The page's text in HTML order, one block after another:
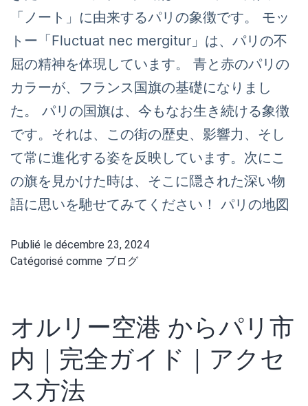
「ノート」に由来するパリの象徴です。 モッ
トー「Fluctuat nec mergitur」は、パリの不
屈の精神を体現しています。 青と赤のパリの
カラーが、フランス国旗の基礎になりまし
た。 パリの国旗は、今もなお生き続ける象徴
です。それは、この街の歴史、影響力、そし
て常に進化する姿を反映しています。次にこ
の旗を見かけた時は、そこに隠された深い物
語に思いを馳せてみてください！ パリの地図
Publié le décembre 23, 2024
Catégorisé comme ブログ
オルリー空港 からパリ市
内｜完全ガイド｜アクセ
ス方法